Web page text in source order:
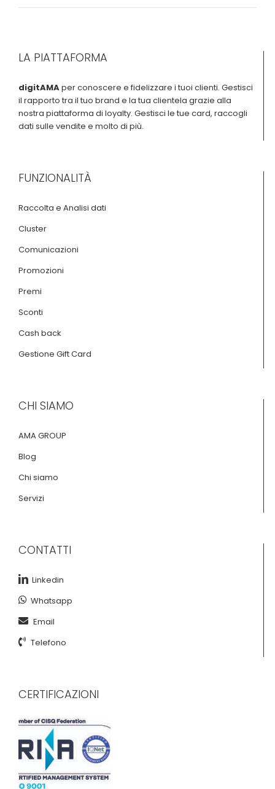
LA PIATTAFORMA
digitAMAper conoscere e fidelizzare i tuoi clienti. Gestisci
il rapporto tra il tuo brand e la tua clientela grazie alla
nostra piattaforma di loyalty. Gestisci le tue card, raccogli
dati sulle vendite e molto di più.
FUNZIONALITÀ
Raccolta e Analisi dati
Cluster
Comunicazioni
Promozioni
Premi
Sconti
Cash back
Gestione Gift Card
CHI SIAMO
AMA GROUP
Blog
Chi siamo
Servizi
CONTATTI
Linkedin
Whatsapp
Email
Telefono
CERTIFICAZIONI